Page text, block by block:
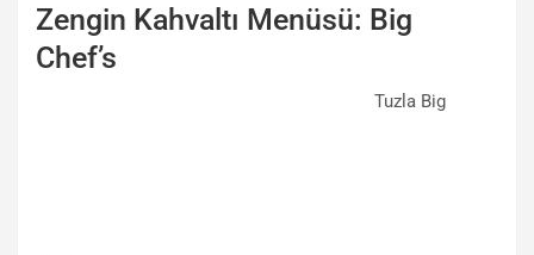
Zengin Kahvaltı Menüsü: Big
Chef’s
Tuzla Big